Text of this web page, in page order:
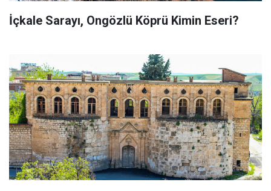
İçkale Sarayı, Ongözlü Köprü Kimin Eseri?